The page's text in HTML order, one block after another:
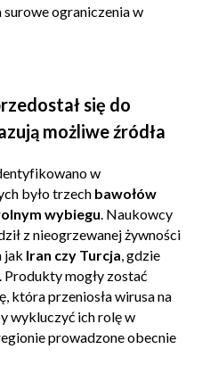
ograniczenia w
się do
możliwe źródła
w
było trzech bawołów
wybiegu . Naukowcy
z nieogrzewanej żywności
jak Iran czy Turcja , gdzie
mogły zostać
która przeniosła wirusa na
wykluczyć ich rolę w
prowadzone obecnie